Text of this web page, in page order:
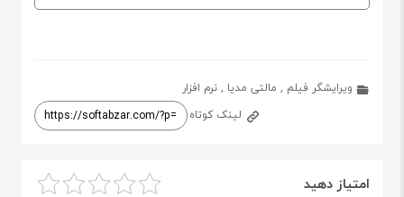
ویرایشگر فیلم , مالتی مدیا ,نرم افزار
لینک کوتاه
امتیاز دهید